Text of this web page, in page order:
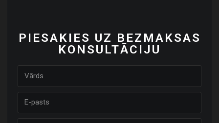
PIESAKIES UZ BEZMAKSAS
KONSULTĀCIJU